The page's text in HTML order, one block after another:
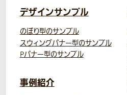
デザインサンプル
のぼり型のサンプル
スウィングバナー型のサンプル
Pバナー型のサンプル
事例紹介